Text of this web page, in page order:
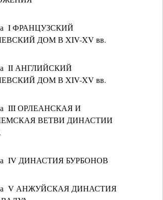
I ФРАНЦУЗСКИЙ
ДОМ В XIV-XV вв.
II АНГЛИЙСКИЙ
ДОМ В XIV-XV вв.
III ОРЛЕАНСКАЯ И
ВЕТВИ ДИНАСТИИ
IV ДИНАСТИЯ БУРБОНОВ
V АНЖУЙСКАЯ ДИНАСТИЯ